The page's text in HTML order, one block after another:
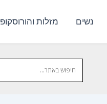
נשים מזלות והורוסקופ